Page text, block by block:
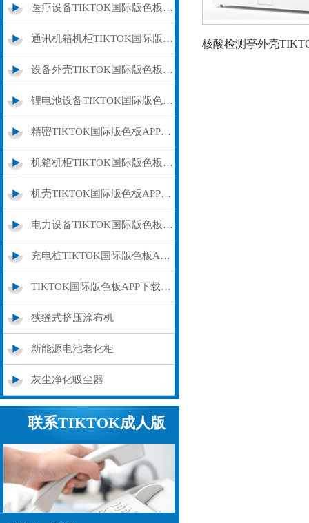
医疗设备TIKTOK国际版色板APP下载加工
通讯机箱机柜TIKTOK国际版色板APP下载
设备外壳TIKTOK国际版色板APP下载
锂电池设备TIKTOK国际版色板APP下载
精密TIKTOK国际版色板APP下载加工
机箱机柜TIKTOK国际版色板APP下载
机壳TIKTOK国际版色板APP下载加工
电力设备TIKTOK国际版色板APP下载加工
充电桩TIKTOK国际版色板APP下载外壳
TIKTOK国际版色板APP下载制造加工
狭缝式挤压涂布机
新能源电池老化柜
灰尘净化吸尘器
联系TIKTOK成人版
APP下载